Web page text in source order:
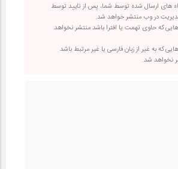
های ارسال شده توسط شما، پس از تایید توسط
در وب منتشر خواهد شد.
که حاوی تهمت یا افترا باشد منتشر نخواهد
که به غیر از زبان فارسی یا غیر مرتبط باشد
نخواهد شد.